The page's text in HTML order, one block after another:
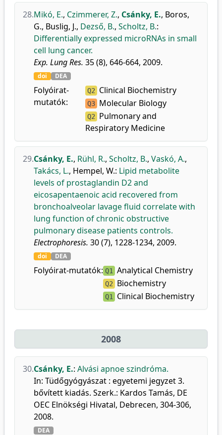
28.Mikó, E., Czimmerer, Z., Csánky, E., Boros,
G., Buslig, J., Dezső, B., Scholtz, B.:
Differentially expressed microRNAs in small
cell lung cancer.
Exp. Lung Res. 35 (8), 646-664, 2009.
doi DEA
Folyóirat-
mutatók:
Q2 Clinical Biochemistry
Q3 Molecular Biology
Q2
Pulmonary and
Respiratory Medicine
29.Csánky, E., Rühl, R., Scholtz, B., Vaskó, A.,
Takács, L., Hempel, W.: Lipid metabolite
levels of prostaglandin D2 and
eicosapentaenoic acid recovered from
bronchoalveolar lavage fluid correlate with
lung function of chronic obstructive
pulmonary disease patients controls.
Electrophoresis. 30 (7), 1228-1234, 2009.
doi DEA
Folyóirat-mutatók: Q1 Analytical Chemistry
Q2 Biochemistry
Q1 Clinical Biochemistry
2008
30.Csánky, E.: Alvási apnoe szindróma.
In: Tüdőgyógyászat : egyetemi jegyzet 3.
bővített kiadás. Szerk.: Kardos Tamás, DE
OEC Elnökségi Hivatal, Debrecen, 304-306,
2008.
DEA